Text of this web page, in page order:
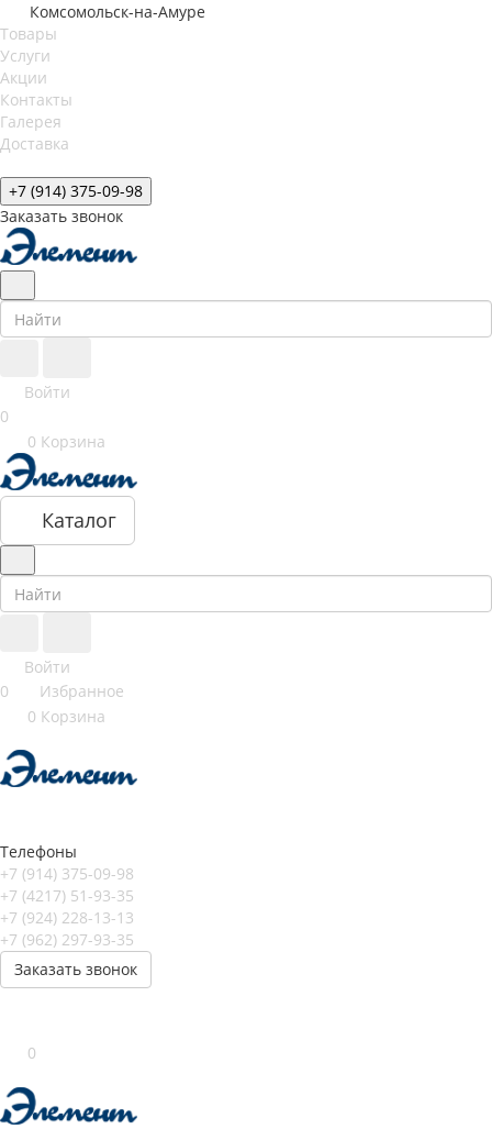
Комсомольск-на-Амуре
Товары
Услуги
Акции
Контакты
Галерея
Доставка
+7 (914) 375-09-98
Заказать звонок
Войти
0
0 Корзина
Каталог
Войти
0
Избранное
0 Корзина
Телефоны
+7 (914) 375-09-98
+7 (4217) 51-93-35
+7 (924) 228-13-13
+7 (962) 297-93-35
Заказать звонок
0